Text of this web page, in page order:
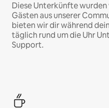
Diese Unterkünfte
Gästen aus unserer
bieten wir dir während
täglich rund um die Uhr
Support.